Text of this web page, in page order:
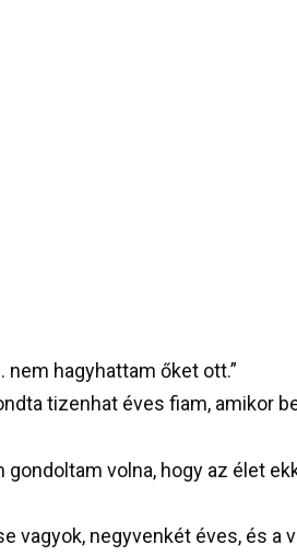
nem hagyhattam őket ott.”
tizenhat éves fiam, amikor
gondoltam volna, hogy az élet
vagyok, negyvenkét éves, és a